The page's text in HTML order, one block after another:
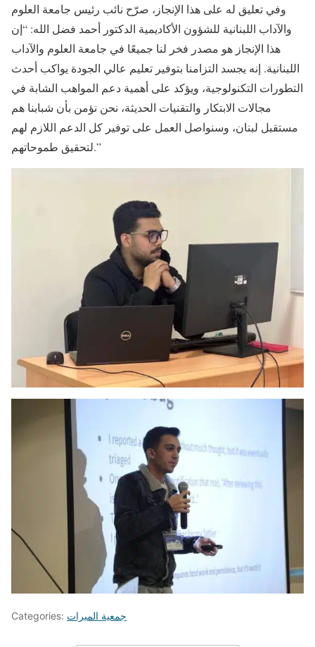
وفي تعليق له على هذا الإنجاز، صرّح نائب رئيس جامعة العلوم
والآداب اللبنانية للشؤون الأكاديمية الدكتور أحمد فضل الله: “إن
هذا الإنجاز هو مصدر فخر لنا جميعًا في جامعة العلوم والآداب
اللبنانية. إنه يجسد التزامنا بتوفير تعليم عالي الجودة يواكب أحدث
التطورات التكنولوجية، ويؤكد على أهمية دعم المواهب الشابة في
مجالات الابتكار والتقنيات الحديثة، نحن نؤمن بأن شبابنا هم
مستقبل لبنان، وسنواصل العمل على توفير كل الدعم اللازم لهم
لتحقيق طموحاتهم.”
Categories: جمعية المبرات